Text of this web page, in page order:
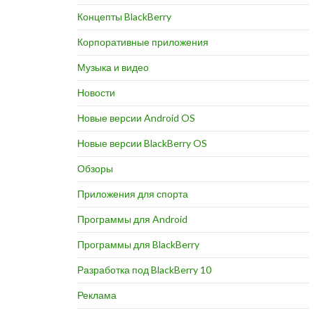
Концепты BlackBerry
Корпоративные приложения
Музыка и видео
Новости
Новые версии Android OS
Новые версии BlackBerry OS
Обзоры
Приложения для спорта
Программы для Android
Программы для BlackBerry
Разработка под BlackBerry 10
Реклама